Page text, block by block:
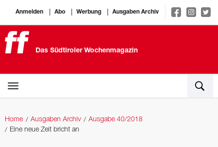
Anmelden Abo Werbung Ausgaben Archiv
Das Südtiroler Wochenmagazin
Home Ausgaben Archiv
Ausgabe 40/2018
Eine neue Zeit bricht an